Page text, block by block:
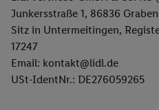
Junkersstraße 1, 86836 Graben
Sitz in Untermeitingen,
17247
Email: kontakt@lidl.de
USt-IdentNr.: DE276059265